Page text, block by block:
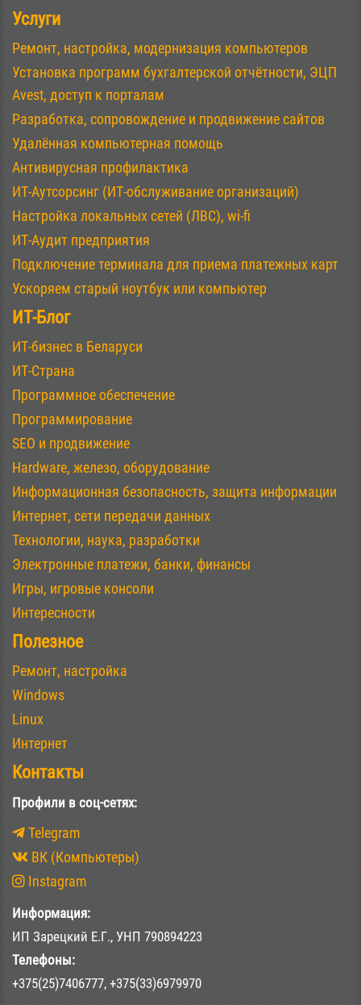
Услуги
Ремонт, настройка, модернизация компьютеров
Установка программ бухгалтерской отчётности, ЭЦП
Avest, доступ к порталам
Разработка, сопровождение и продвижение сайтов
Удалённая компьютерная помощь
Антивирусная профилактика
ИТ-Аутсорсинг (ИТ-обслуживание организаций)
Настройка локальных сетей (ЛВС), wi-fi
ИТ-Аудит предприятия
Подключение терминала для приема платежных карт
Ускоряем старый ноутбук или компьютер
ИТ-Блог
ИТ-бизнес в Беларуси
ИТ-Страна
Программное обеспечение
Программирование
SEO и продвижение
Hardware, железо, оборудование
Информационная безопасность, защита информации
Интернет, сети передачи данных
Технологии, наука, разработки
Электронные платежи, банки, финансы
Игры, игровые консоли
Интересности
Полезное
Ремонт, настройка
Windows
Linux
Интернет
Контакты
Профили в соц-сетях:
Telegram
ВК (Компьютеры)
Instagram
Информация:
ИП Зарецкий Е.Г., УНП 790894223
Телефоны:
+375(25)7406777, +375(33)6979970